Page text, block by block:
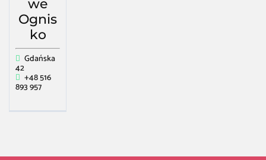
we
Ognis
ko
Gdańska
42
+48 516
893 957